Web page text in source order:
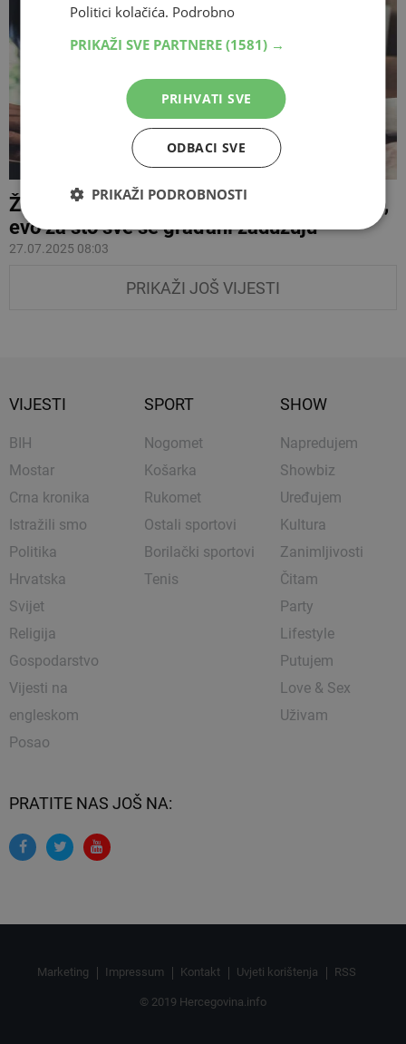
Život u BiH bez kredita za većinu nemoguć,
evo za što sve se građani zadužuju
27.07.2025 08:03
PRIKAŽI JOŠ VIJESTI
VIJESTI
BIH
Mostar
Crna kronika
Istražili smo
Politika
Hrvatska
Svijet
Religija
Gospodarstvo
Vijesti na
engleskom
Posao
SPORT
Nogomet
Košarka
Rukomet
Ostali sportovi
Borilački sportovi
Tenis
SHOW
Napredujem
Showbiz
Uređujem
Kultura
Zanimljivosti
Čitam
Party
Lifestyle
Putujem
Love & Sex
Uživam
PRATITE NAS JOŠ NA:
Marketing Impressum Kontakt Uvjeti korištenja RSS
© 2019 Hercegovina.info
Politici kolačića. Podrobno
PRIKAŽI SVE PARTNERE (1581) →
PRIHVATI SVE
ODBACI SVE
PRIKAŽI PODROBNOSTI